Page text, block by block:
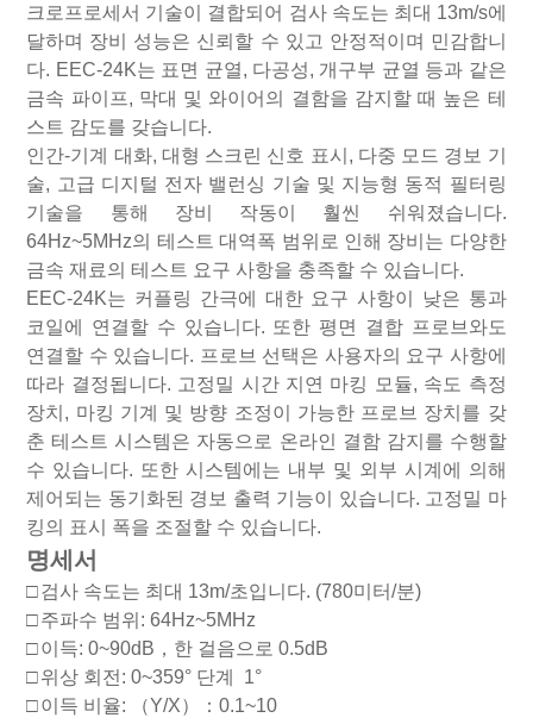
크로프로세서 기술이 결합되어 검사 속도는 최대 13m/s에
달하며 장비 성능은 신뢰할 수 있고 안정적이며 민감합니
다. EEC-24K는 표면 균열, 다공성, 개구부 균열 등과 같은
금속 파이프, 막대 및 와이어의 결함을 감지할 때 높은 테
스트 감도를 갖습니다.
인간-기계 대화, 대형 스크린 신호 표시, 다중 모드 경보 기
술, 고급 디지털 전자 밸런싱 기술 및 지능형 동적 필터링
기술을 통해 장비 작동이 훨씬 쉬워졌습니다.
64Hz~5MHz의 테스트 대역폭 범위로 인해 장비는 다양한
금속 재료의 테스트 요구 사항을 충족할 수 있습니다.
EEC-24K는 커플링 간극에 대한 요구 사항이 낮은 통과
코일에 연결할 수 있습니다. 또한 평면 결합 프로브와도
연결할 수 있습니다. 프로브 선택은 사용자의 요구 사항에
따라 결정됩니다. 고정밀 시간 지연 마킹 모듈, 속도 측정
장치, 마킹 기계 및 방향 조정이 가능한 프로브 장치를 갖
춘 테스트 시스템은 자동으로 온라인 결함 감지를 수행할
수 있습니다. 또한 시스템에는 내부 및 외부 시계에 의해
제어되는 동기화된 경보 출력 기능이 있습니다. 고정밀 마
킹의 표시 폭을 조절할 수 있습니다.
명세서
□검사 속도는 최대 13m/초입니다. (780미터/분)
□주파수 범위: 64Hz~5MHz
□이득: 0~90dB ， 한 걸음으로 0.5dB
□위상 회전: 0~359° 단계
1°
□이득 비율: （Y/X）：0.1~10